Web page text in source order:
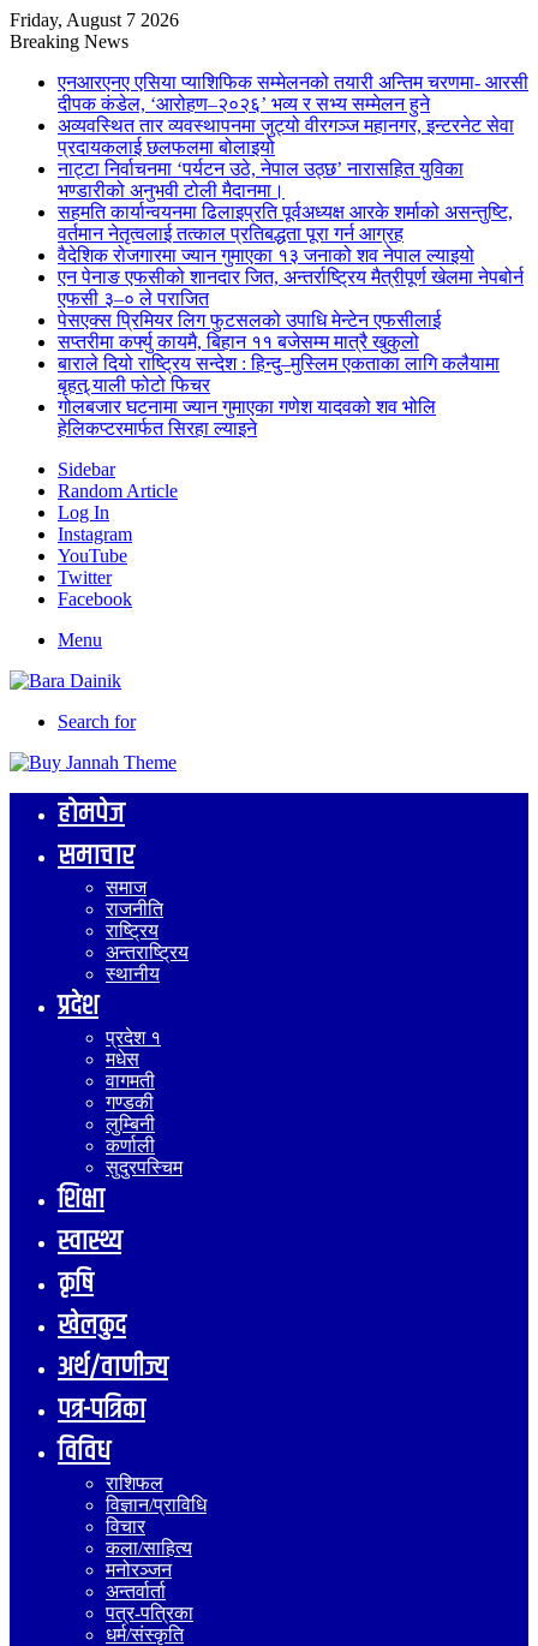
Friday, August 7 2026
Breaking News
एनआरएनए एसिया प्याशिफिक सम्मेलनको तयारी अन्तिम चरणमा- आरसी
दीपक कंडेल, ‘आरोहण–२०२६’ भव्य र सभ्य सम्मेलन हुने
अव्यवस्थित तार व्यवस्थापनमा जुट्यो वीरगञ्ज महानगर, इन्टरनेट सेवा
प्रदायकलाई छलफलमा बोलाइयो
नाट्टा निर्वाचनमा ‘पर्यटन उठे, नेपाल उठ्छ’ नारासहित युविका
भण्डारीको अनुभवी टोली मैदानमा।
सहमति कार्यान्वयनमा ढिलाइप्रति पूर्वअध्यक्ष आरके शर्माको असन्तुष्टि,
वर्तमान नेतृत्वलाई तत्काल प्रतिबद्धता पूरा गर्न आग्रह
वैदेशिक रोजगारमा ज्यान गुमाएका १३ जनाको शव नेपाल ल्याइयो
एन पेनाङ एफसीको शानदार जित, अन्तर्राष्ट्रिय मैत्रीपूर्ण खेलमा नेपबोर्न
एफसी ३–० ले पराजित
पेसएक्स प्रिमियर लिग फुटसलको उपाधि मेन्टेन एफसीलाई
सप्तरीमा कर्फ्यु कायमै, बिहान ११ बजेसम्म मात्रै खुकुलो
बाराले दियो राष्ट्रिय सन्देश : हिन्दु–मुस्लिम एकताका लागि कलैयामा
बृहत् र्‍याली फोटो फिचर
गोलबजार घटनामा ज्यान गुमाएका गणेश यादवको शव भोलि
हेलिकप्टरमार्फत सिरहा ल्याइने
Sidebar
Random Article
Log In
Instagram
YouTube
Twitter
Facebook
Menu
Search for
होमपेज
समाचार
समाज
राजनीति
राष्ट्रिय
अन्तराष्ट्रिय
स्थानीय
प्रदेश
प्रदेश १
मधेस
वागमती
गण्डकी
लुम्बिनी
कर्णाली
सुदुरपस्चिम
शिक्षा
स्वास्थ्य
कृषि
खेलकुद
अर्थ/वाणीज्य
पत्र-पत्रिका
विविध
राशिफल
विज्ञान/प्राविधि
विचार
कला/साहित्य
मनोरञ्जन
अन्तर्वार्ता
पत्र-पत्रिका
धर्म/संस्कृति